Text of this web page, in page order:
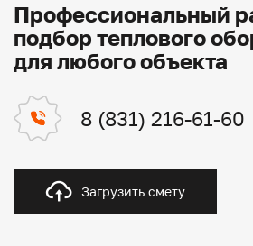
Профессиональный
подбор теплового
для любого объекта
8 (831) 216-61-60
Загрузить смету